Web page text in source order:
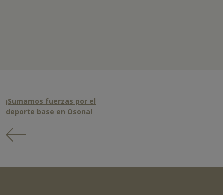
¡Sumamos fuerzas por el
deporte base en Osona!